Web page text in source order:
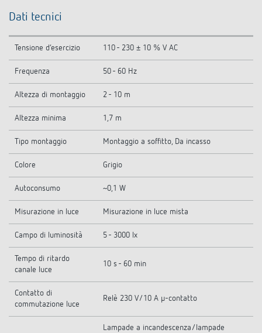
Dati tecnici
Tensione d’esercizio 110 - 230 ± 10 % V AC
Frequenza 50 - 60 Hz
Altezza di montaggio 2 - 10 m
Altezza minima 1,7 m
Tipo montaggio Montaggio a soffitto, Da incasso
Colore Grigio
Autoconsumo ~0,1 W
Misurazione in luce Misurazione in luce mista
Campo di luminosità 5 - 3000 lx
Tempo di ritardo
canale luce
10 s - 60 min
Contatto di
commutazione luce
Relè 230 V/10 A µ-contatto
Lampade a incandescenza/lampade